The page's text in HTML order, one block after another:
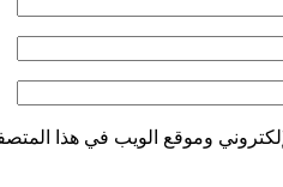
وموقع الويب في هذا